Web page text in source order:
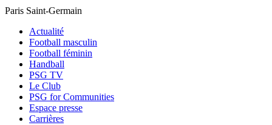
Paris Saint-Germain
Actualité
Football masculin
Football féminin
Handball
PSG TV
Le Club
PSG for Communities
Espace presse
Carrières